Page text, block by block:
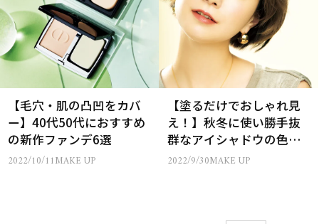
【毛穴・肌の凸凹をカバ
ー】40代50代におすすめ
の新作ファンデ6選
2022/10/11MAKE UP
【塗るだけでおしゃれ見
え！】秋冬に使い勝手抜
群なアイシャドウの色と
は
2022/9/30MAKE UP